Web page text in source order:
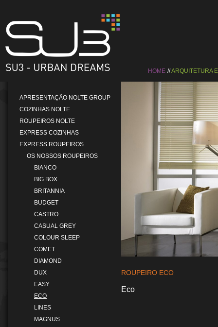
HOME ARQUITETURA
APRESENTAÇÃO NOLTE GROUP
COZINHAS NOLTE
ROUPEIROS NOLTE
EXPRESS COZINHAS
EXPRESS ROUPEIROS
OS NOSSOS ROUPEIROS
BIANCO
BIG BOX
BRITANNIA
BUDGET
CASTRO
CASUAL GREY
COLOUR SLEEP
COMET
DIAMOND
DUX
EASY
ECO
LINES
MAGNUS
ROUPEIRO ECO
Eco